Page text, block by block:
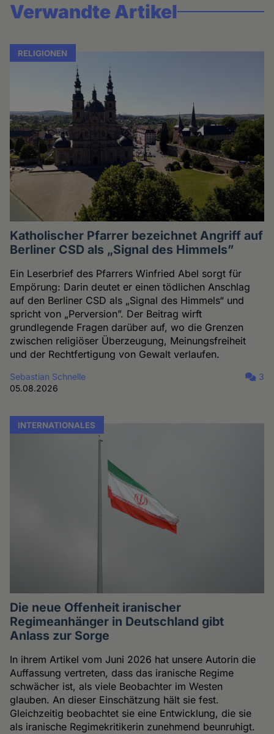
Verwandte Artikel
RELIGIONEN
Katholischer Pfarrer bezeichnet Angriff auf
Berliner CSD als „Signal des Himmels”
Ein Leserbrief des Pfarrers Winfried Abel sorgt für
Empörung: Darin deutet er einen tödlichen Anschlag
auf den Berliner CSD als „Signal des Himmels“ und
spricht von „Perversion”. Der Beitrag wirft
grundlegende Fragen darüber auf, wo die Grenzen
zwischen religiöser Überzeugung, Meinungsfreiheit
und der Rechtfertigung von Gewalt verlaufen.
Sebastian Schnelle
05.08.2026
3
INTERNATIONALES
Die neue Offenheit iranischer
Regimeanhänger in Deutschland gibt
Anlass zur Sorge
In ihrem Artikel vom Juni 2026 hat unsere Autorin die
Auffassung vertreten, dass das iranische Regime
schwächer ist, als viele Beobachter im Westen
glauben. An dieser Einschätzung hält sie fest.
Gleichzeitig beobachtet sie eine Entwicklung, die sie
als iranische Regimekritikerin zunehmend beunruhigt.